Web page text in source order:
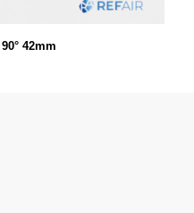
42mm